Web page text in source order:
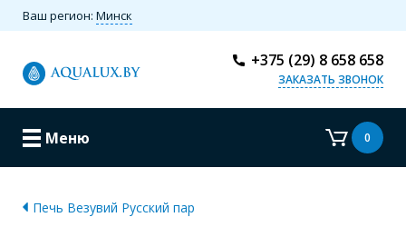
Ваш регион: Минск
+375 (29) 8 658 658
ЗАКАЗАТЬ ЗВОНОК
Меню 0
Печь Везувий Русский пар